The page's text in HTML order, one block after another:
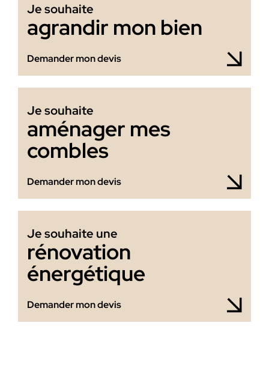
Je souhaite
agrandir mon bien
Demander mon devis
Je souhaite
aménager mes
combles
Demander mon devis
Je souhaite une
rénovation
énergétique
Demander mon devis